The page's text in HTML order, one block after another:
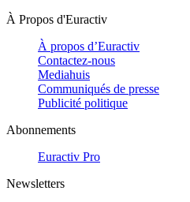
À Propos d'Euractiv
À propos d’Euractiv
Contactez-nous
Mediahuis
Communiqués de presse
Publicité politique
Abonnements
Euractiv Pro
Newsletters